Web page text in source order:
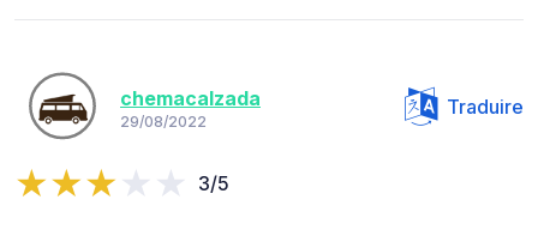
chemacalzada
29/08/2022
Traduire
3/5